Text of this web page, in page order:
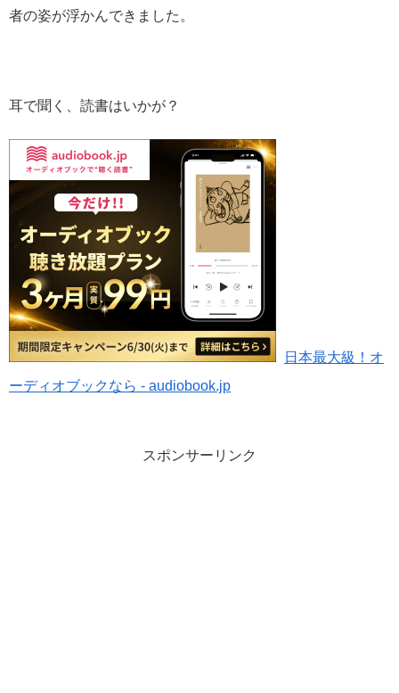
者の姿が浮かんできました。
耳で聞く、読書はいかが？
日本最大級！オ
ーディオブックなら - audiobook.jp
スポンサーリンク